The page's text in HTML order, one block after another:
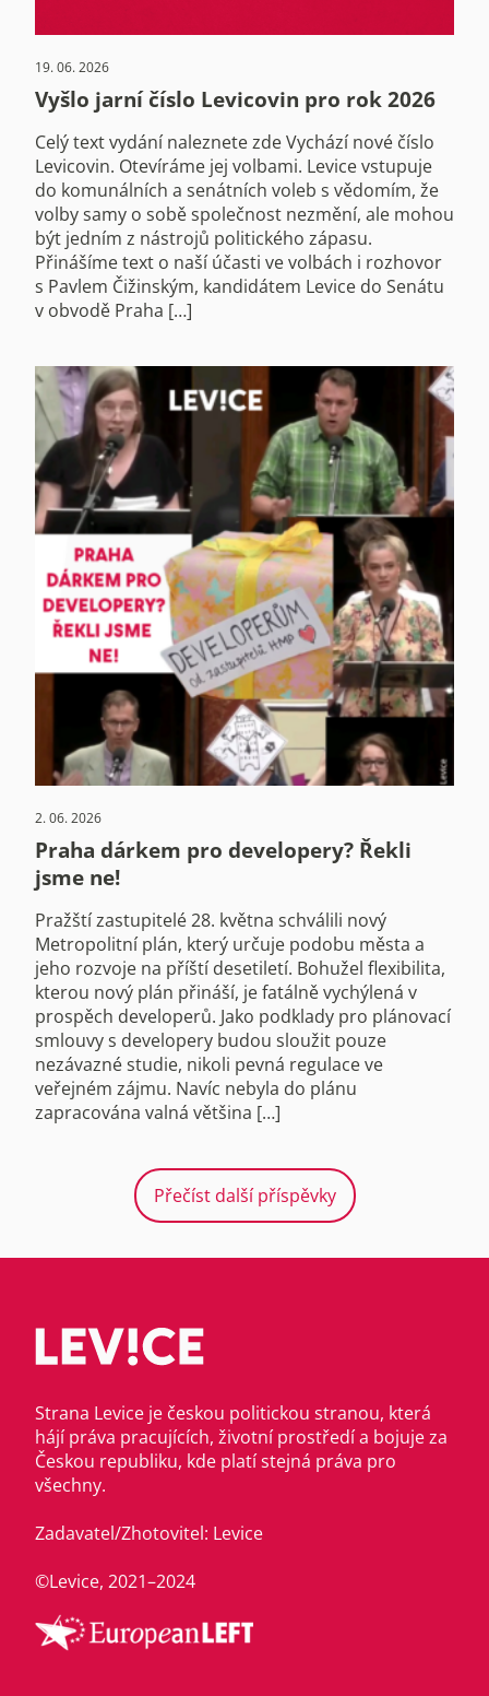
19. 06. 2026
Vyšlo jarní číslo Levicovin pro rok 2026
Celý text vydání naleznete zde Vychází nové číslo
Levicovin. Otevíráme jej volbami. Levice vstupuje
do komunálních a senátních voleb s vědomím, že
volby samy o sobě společnost nezmění, ale mohou
být jedním z nástrojů politického zápasu.
Přinášíme text o naší účasti ve volbách i rozhovor
s Pavlem Čižinským, kandidátem Levice do Senátu
v obvodě Praha […]
2. 06. 2026
Praha dárkem pro developery? Řekli
jsme ne!
Pražští zastupitelé 28. května schválili nový
Metropolitní plán, který určuje podobu města a
jeho rozvoje na příští desetiletí. Bohužel flexibilita,
kterou nový plán přináší, je fatálně vychýlená v
prospěch developerů. Jako podklady pro plánovací
smlouvy s developery budou sloužit pouze
nezávazné studie, nikoli pevná regulace ve
veřejném zájmu. Navíc nebyla do plánu
zapracována valná většina […]
Přečíst další příspěvky
Strana Levice je českou politickou stranou, která
hájí práva pracujících, životní prostředí a bojuje za
Českou republiku, kde platí stejná práva pro
všechny.
Zadavatel/Zhotovitel: Levice
©Levice, 2021–2024